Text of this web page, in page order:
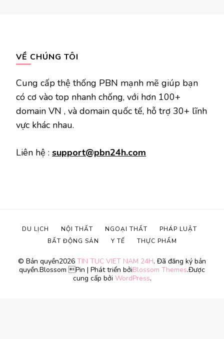
VỀ CHÚNG TÔI
Cung cấp thệ thống PBN mạnh mẽ giúp bạn
có cơ vào top nhanh chống, với hơn 100+
domain VN , và domain quốc tế, hỗ trợ 30+ lĩnh
vực khác nhau.
Liên hệ : support@pbn24h.com
© Bản quyền2026 TIN TUC VIET NAM 24H. Đã đăng ký bản
quyền.Blossom Pin | Phát triển bởiBlossom Themes.Được
cung cấp bởi WordPress.
DU LỊCH NỘI THẤT NGOẠI THẤT
PHÁP LUẬT
BẤT ĐỘNG SẢN
Y TẾ THỰC PHẨM